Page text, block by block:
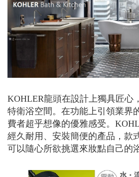
KOHLER龍頭在設計上獨具匠心
特衛浴空間。在功能上引領業界
費者超乎想像的優雅感受。
經久耐用、安裝簡便的產品，款
可以隨心所欲挑選來妝點自己的